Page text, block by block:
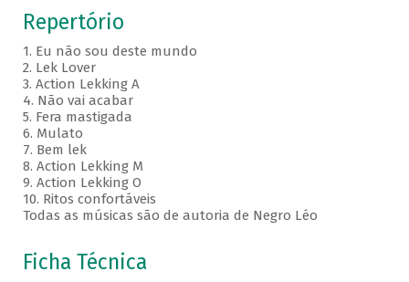
Repertório
1. Eu não sou deste mundo
2. Lek Lover
3. Action Lekking A
4. Não vai acabar
5. Fera mastigada
6. Mulato
7. Bem lek
8. Action Lekking M
9. Action Lekking O
10. Ritos confortáveis
Todas as músicas são de autoria de Negro Léo
Ficha Técnica